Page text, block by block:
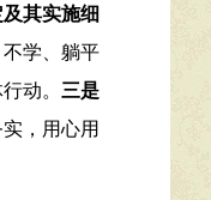
其实施细
学、躺平
动。 三是
，用心用